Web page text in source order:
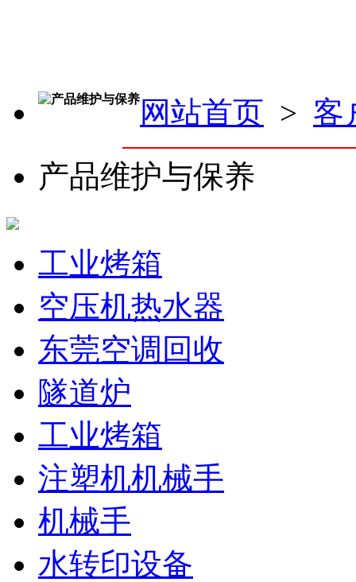
产品维护与保养 网站首页 > 客
产品维护与保养
工业烤箱
空压机热水器
东莞空调回收
隧道炉
工业烤箱
注塑机机械手
机械手
水转印设备